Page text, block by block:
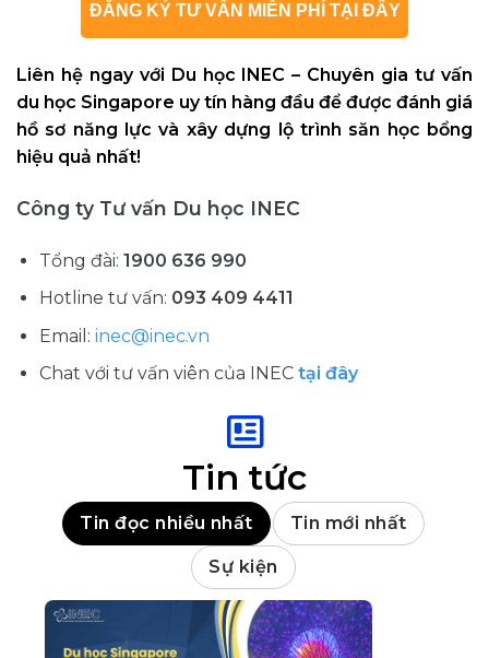
ĐĂNG KÝ TƯ VẤN MIỄN PHÍ TẠI ĐÂY
Liên hệ ngay với Du học INEC – Chuyên gia tư vấn
du học Singapore uy tín hàng đầu để được đánh giá
hồ sơ năng lực và xây dựng lộ trình săn học bổng
hiệu quả nhất!
Công ty Tư vấn Du học INEC
Tổng đài: 1900 636 990
Hotline tư vấn: 093 409 4411
Email: inec@inec.vn
Chat với tư vấn viên của INEC tại đây
Tin tức
Tin đọc nhiều nhất Tin mới nhất
Sự kiện